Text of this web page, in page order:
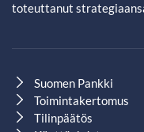
toteuttanut
Suomen Pankki
Toimintakertomus
Tilinpäätös